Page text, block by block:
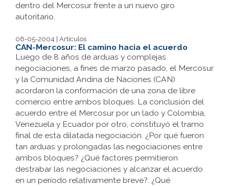
dentro del Mercosur frente a un nuevo giro
autoritario.
06-05-2004 | Artículos
CAN-Mercosur: El camino hacia el acuerdo
Luego de 8 años de arduas y complejas
negociaciones, a fines de marzo pasado, el Mercosur
y la Comunidad Andina de Naciones (CAN)
acordaron la conformación de una zona de libre
comercio entre ambos bloques. La conclusión del
acuerdo entre el Mercosur por un lado y Colombia,
Venezuela y Ecuador por otro, constituyó el tramo
final de esta dilatada negociación. ¿Por qué fueron
tan arduas y prolongadas las negociaciones entre
ambos bloques? ¿Qué factores permitieron
destrabar las negociaciones y alcanzar el acuerdo
en un período relativamente breve?. ¿Qué